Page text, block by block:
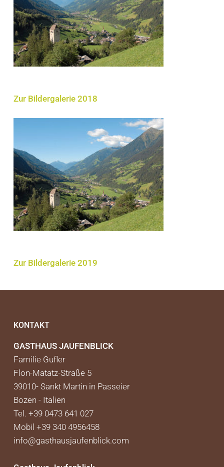
Zur Bildergalerie 2018
Zur Bildergalerie 2019
KONTAKT
GASTHAUS JAUFENBLICK
Familie Gufler
Flon-Matatz-Straße 5
39010- Sankt Martin in Passeier
Bozen - Italien
Tel. +39 0473 641 027
Mobil +39 340 4956458
info@gasthausjaufenblick.com